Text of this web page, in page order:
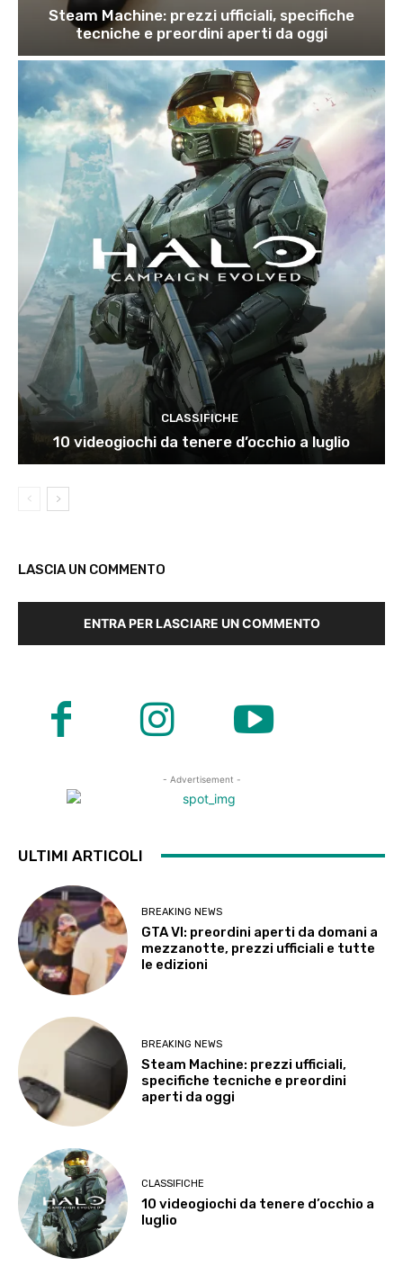
Steam Machine: prezzi ufficiali, specifiche
tecniche e preordini aperti da oggi
CLASSIFICHE
10 videogiochi da tenere d’occhio a luglio
LASCIA UN COMMENTO
ENTRA PER LASCIARE UN COMMENTO
- Advertisement -
ULTIMI ARTICOLI
BREAKING NEWS
GTA VI: preordini aperti da domani a
mezzanotte, prezzi ufficiali e tutte
le edizioni
BREAKING NEWS
Steam Machine: prezzi ufficiali,
specifiche tecniche e preordini
aperti da oggi
CLASSIFICHE
10 videogiochi da tenere d’occhio a
luglio